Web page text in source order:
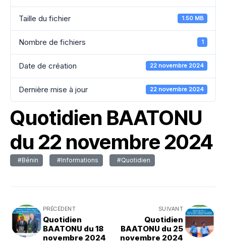
Taille du fichier 1.50 MB
Nombre de fichiers 1
Date de création 22 novembre 2024
Dernière mise à jour 22 novembre 2024
Quotidien BAATONU
du 22 novembre 2024
#Bénin #Informations #Quotidien
PRÉCÉDENT
Quotidien
BAATONU du 18
novembre 2024
SUIVANT
Quotidien
BAATONU du 25
novembre 2024